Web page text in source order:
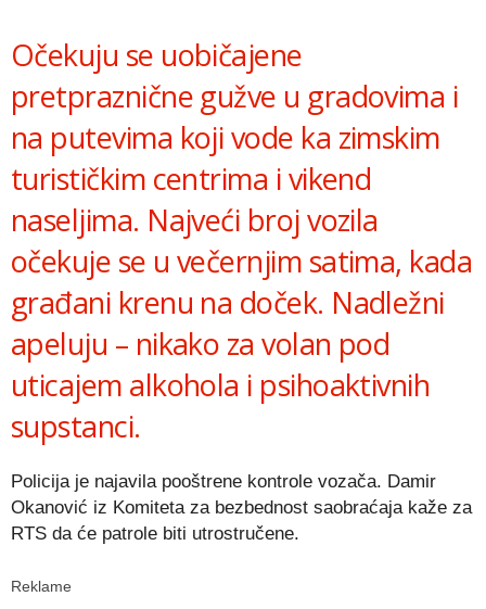
Očekuju se uobičajene
pretpraznične gužve u gradovima i
na putevima koji vode ka zimskim
turističkim centrima i vikend
naseljima. Najveći broj vozila
očekuje se u večernjim satima, kada
građani krenu na doček. Nadležni
apeluju – nikako za volan pod
uticajem alkohola i psihoaktivnih
supstanci.
Policija je najavila pooštrene kontrole vozača. Damir
Okanović iz Komiteta za bezbednost saobraćaja kaže za
RTS da će patrole biti utrostručene.
Reklame